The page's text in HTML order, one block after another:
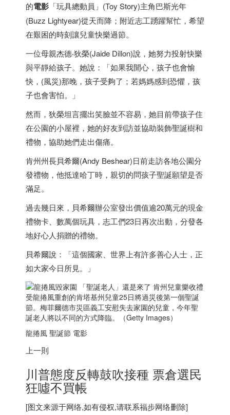
的電影 「玩具總動員」(Toy Story)主角巴斯光年
(Buzz Lightyear)從天而降；附近志工踴躍幫忙，希望
在艱困的時刻讓兒童快樂過節。
一位母親杰德‧狄榮(Jaide Dillon)說，她努力投射快樂
與平靜給孩子。她說：「如果我開心，孩子也會愉
快，(風災)那晚，孩子受夠了；若媽媽感到恐懼，孩
子也會害怕。」
然而，狄榮坦言擺出笑臉並不容易，她目前帶孩子住
在公園的小屋裡，她的好友到訪並協助裝飾聖誕樹和
禮物，協助她們走出傷痛。
肯州州長貝希爾(Andy Beshear)日前走訪各地公園分
發禮物，他抵達哈丁時，親切的問孩子聖誕願望是否
滿足。
過去幾日來，貝希爾辦公室發出價值逾20萬元的現金
禮物卡、數萬個玩具，志工們23日再次出動，分發各
地好心人捐贈的禮物。
貝希爾說：「這個國家、世界上有許多善心人士，正
如大家今日所見。」
受龍捲風重創的肯塔基州兒童25日將過災後第一個聖誕
節。梅菲爾德市災區義工安慰失去家園的兒童，今年聖
誕老人將以不同的方式降臨。（Getty Images）
龍捲風 聖誕節 電影
上一則
川普態度反轉鼓吹接種 票倉選民
狂噓不買帳
[图文来源于网络,如有侵权,请联系福步网络删除]